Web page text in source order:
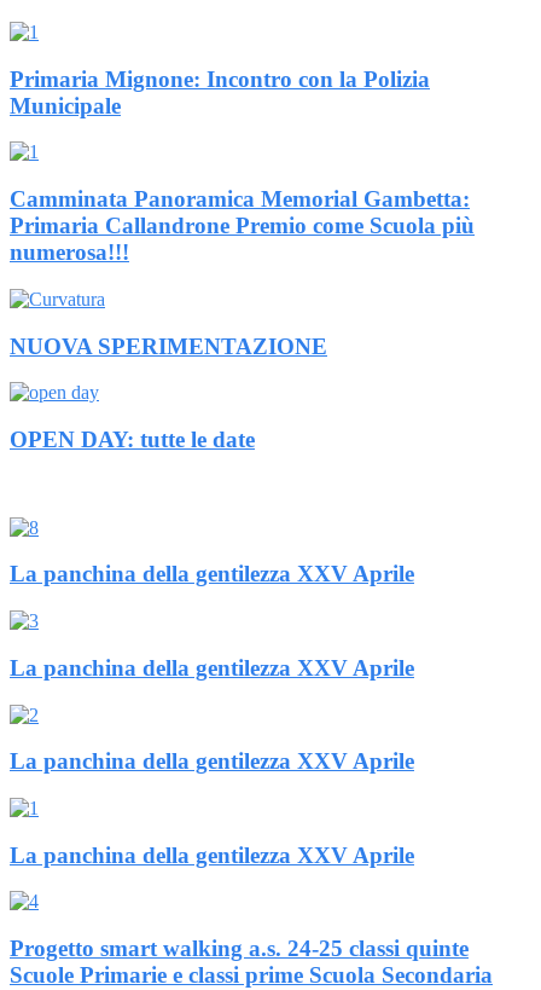
Primaria Mignone: Incontro con la Polizia
Municipale
Camminata Panoramica Memorial Gambetta:
Primaria Callandrone Premio come Scuola più
numerosa!!!
NUOVA SPERIMENTAZIONE
OPEN DAY: tutte le date
La panchina della gentilezza XXV Aprile
La panchina della gentilezza XXV Aprile
La panchina della gentilezza XXV Aprile
La panchina della gentilezza XXV Aprile
Progetto smart walking a.s. 24-25 classi quinte
Scuole Primarie e classi prime Scuola Secondaria